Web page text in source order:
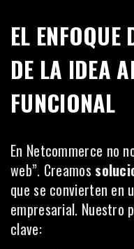
EL ENFOQUE
DE LA IDEA
FUNCIONAL
En Netcommerce no
web”. Creamos
que se convierten en
empresarial. Nuestro
clave: